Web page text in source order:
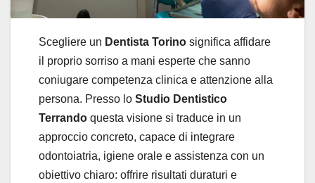
Scegliere un Dentista Torino significa affidare
il proprio sorriso a mani esperte che sanno
coniugare competenza clinica e attenzione alla
persona. Presso lo Studio Dentistico
Terrando questa visione si traduce in un
approccio concreto, capace di integrare
odontoiatria, igiene orale e assistenza con un
obiettivo chiaro: offrire risultati duraturi e